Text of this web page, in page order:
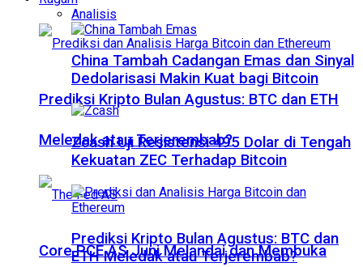
Prediksi Kripto Bulan Agustus: BTC dan ETH
Meledak atau Terjerembab?
Core PCE AS Juni Melandai dan Membuka
Analisis
China Tambah Cadangan Emas dan Sinyal
Dedolarisasi Makin Kuat bagi Bitcoin
Zcash Uji Resistensi 495 Dolar di Tengah
Kekuatan ZEC Terhadap Bitcoin
Prediksi Kripto Bulan Agustus: BTC dan
ETH Meledak atau Terjerembab?